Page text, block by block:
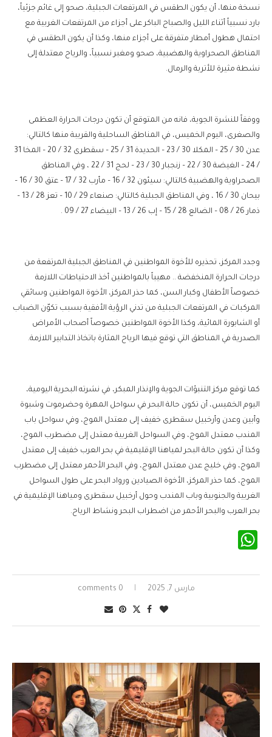
نسخة منها، أن يكون الطقس في المرتفعات الجبلية، صحو إلى غائم جزئياً،
بارد نسبياً أثناء الليل والصباح الباكر على أجزاء من المرتفعات الغربية مع
احتمال هطول أمطار متفرقة على أجزاء منها، وكذا أن يكون الطقس في
المناطق الصحراوية والهضبية، صحو ومغبر نسبياً، والرياح معتدلة إلى
نشطة مثيرة للأتربة والرمال.
ووفقاً للنشرة الجوية، فانه من المتوقع أن تكون درجات الحرارة العظمى
والصغرى، اليوم الخميس، في المناطق الساحلية والقريبة منها كالتالي:
عدن 30 / 25 – المكلا 30 / 23 – الحديدة 31 / 25 – سقطرى 32 / 20 – المخا 31
/ 24 – الغيضة 30 / 22 – زنجبار 30 / 23 – لحج 31 / 22 ، وفي المناطق
الصحراوية والهضبية كالتالي: سيئون 32 / 16 – مأرب 32 / 17 – عتق 30 / 16 –
بيحان 30 / 16 ، وفي المناطق الجبلية كالتالي: صنعاء 29 / 10 – تعز 28 / 13 –
ذمار 26 / 08 – الضالع 28 / 15 – إب 26 / 13 – البيضاء 27 / 09 .
وجدد المركز، تحذيره للأخوة المواطنين في المناطق الجبلية المرتفعة من
درجات الحرارة المنخفضة .. مهيباً بالمواطنين أخذ الاحتياطات اللازمة
خصوصاً الأطفال وكبار السن، كما حذر المركز، الأخوة المواطنين وسائقي
المركبات في المرتفعات الجبلية من تدني الرؤية الأفقية بسبب تكوّن الضباب
أو الشابورة المائية، وكذا الأخوة المواطنين خصوصاً أصحاب الأمراض
الصدرية في المناطق التي توقع فيها الرياح المثارة باتخاذ التدابير اللازمة.
كما توقع مركز التنبؤات الجوية والإنذار المبكر، في نشرته البحرية اليومية،
اليوم الخميس، أن تكون حالة البحر في سواحل المهرة وحضرموت وشبوة
وأبين وعدن وأرخبيل سقطرى خفيف إلى معتدل الموج، وفي سواحل باب
المندب معتدل الموج، وفي السواحل الغربية معتدل إلى مضطرب الموج،
وكذا أن تكون حالة البحر لمياهنا الإقليمية في بحر العرب خفيف إلى معتدل
الموج، وفي خليج عدن معتدل الموج، وفي البحر الأحمر معتدل إلى مضطرب
الموج، كما حذر المركز، الأخوة الصيادين ورواد البحر على طول السواحل
الغربية والجنوبية وباب المندب وحول أرخبيل سقطرى ومياهنا الإقليمية في
بحر العرب والبحر الأحمر من اضطراب البحر ونشاط الرياح.
مارس 7, 2025 0 comments